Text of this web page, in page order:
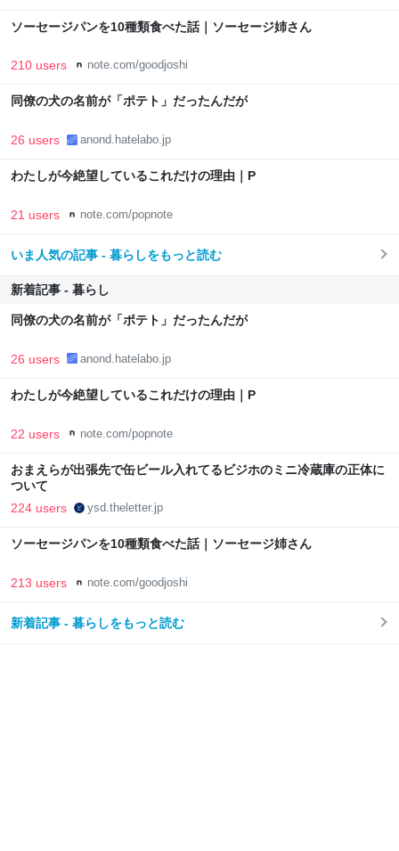
ソーセージパンを10種類食べた話｜ソーセージ姉さん
210 users note.com/goodjoshi
同僚の犬の名前が「ポテト」だったんだが
26 users anond.hatelabo.jp
わたしが今絶望しているこれだけの理由｜P
21 users note.com/popnote
いま人気の記事 - 暮らしをもっと読む
新着記事 - 暮らし
同僚の犬の名前が「ポテト」だったんだが
26 users anond.hatelabo.jp
わたしが今絶望しているこれだけの理由｜P
22 users note.com/popnote
おまえらが出張先で缶ビール入れてるビジホのミニ冷蔵庫の正体に
ついて
224 users ysd.theletter.jp
ソーセージパンを10種類食べた話｜ソーセージ姉さん
213 users note.com/goodjoshi
新着記事 - 暮らしをもっと読む